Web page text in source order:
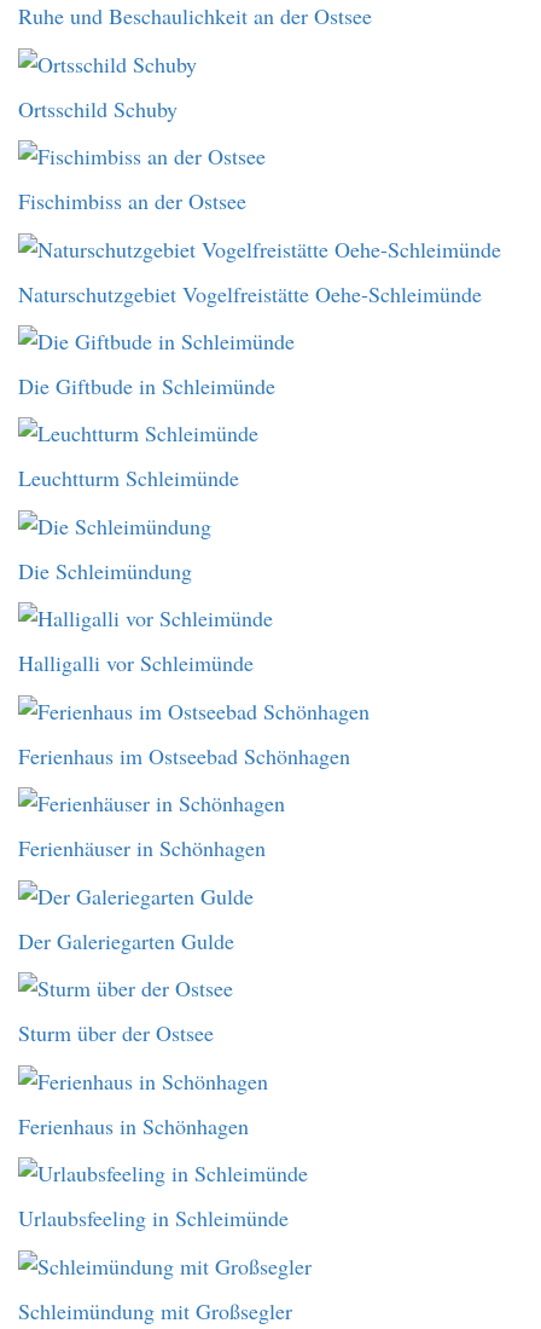
Ruhe und Beschaulichkeit an der Ostsee
Ortsschild Schuby
Fischimbiss an der Ostsee
Naturschutzgebiet Vogelfreistätte Oehe-Schleimünde
Die Giftbude in Schleimünde
Leuchtturm Schleimünde
Die Schleimündung
Halligalli vor Schleimünde
Ferienhaus im Ostseebad Schönhagen
Ferienhäuser in Schönhagen
Der Galeriegarten Gulde
Sturm über der Ostsee
Ferienhaus in Schönhagen
Urlaubsfeeling in Schleimünde
Schleimündung mit Großsegler